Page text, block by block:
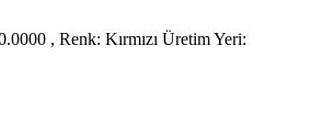
, Renk: Kırmızı Üretim Yeri: